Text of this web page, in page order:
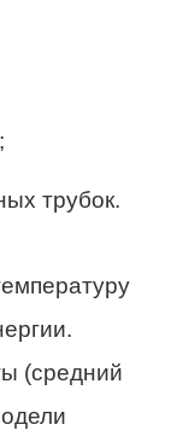
трубок.
(средний